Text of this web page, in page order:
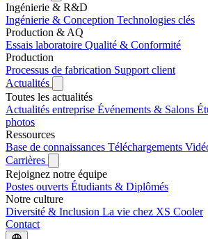
Ingénierie & R&D
Ingénierie & Conception Technologies clés
Production & AQ
Essais laboratoire Qualité & Conformité
Production
Processus de fabrication Support client
Actualités
Toutes les actualités
Actualités entreprise Événements & Salons
photos
Ressources
Base de connaissances Téléchargements
Carrières
Rejoignez notre équipe
Postes ouverts Étudiants & Diplômés
Notre culture
Diversité & Inclusion La vie chez XS Cooler
Contact